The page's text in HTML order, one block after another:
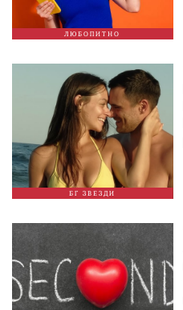
ЛЮБОПИТНО
БГ ЗВЕЗДИ